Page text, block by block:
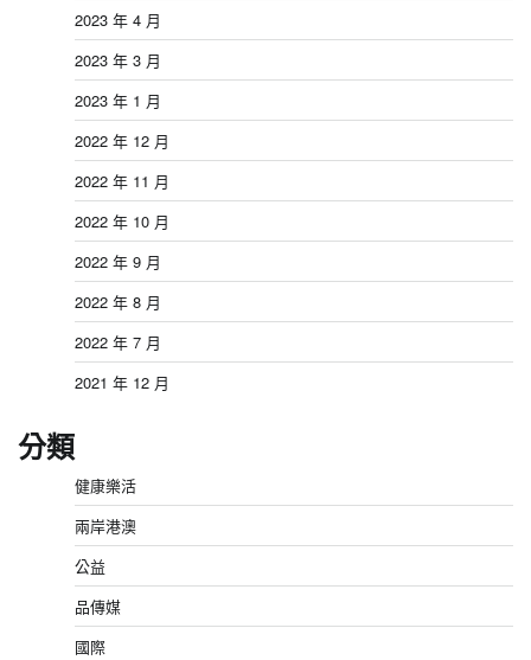
2023 年 4 月
2023 年 3 月
2023 年 1 月
2022 年 12 月
2022 年 11 月
2022 年 10 月
2022 年 9 月
2022 年 8 月
2022 年 7 月
2021 年 12 月
分類
健康樂活
兩岸港澳
公益
品傳媒
國際